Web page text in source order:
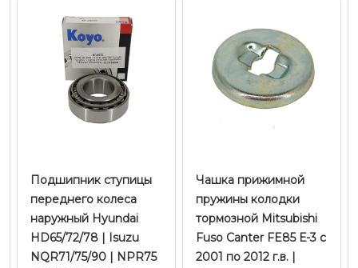
​​​​​​​Подшипник ступицы
переднего колеса
наружный Hyundai
HD65/72/78 | Isuzu
NQR71/75/90 | NPR75
Чашка прижимной
пружины колодки
тормозной Mitsubishi
Fuso Canter FE85 Е-3 с
2001 по 2012 г.в. |